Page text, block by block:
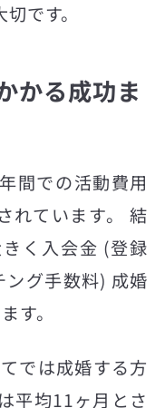
です。
かる成功ま
間での活動費用
れています。 結
く入会金 (登録
グ手数料) 成婚
す。
では成婚する方
平均11ヶ月とさ